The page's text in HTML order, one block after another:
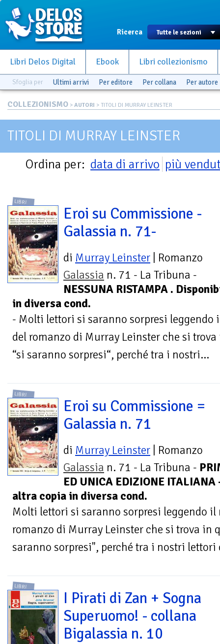
Ricerca
Libri Delos Digital Ebook Libri collezionismo
Sfoglia per Ultimi arrivi Per editore Per collana Per autore
COLLEZIONISMO > AUTORI > TITOLI DI MURRAY LEINSTER
TITOLI DI MURRAY LEINSTER
Ordina per: data di arrivo più
LIBRI
Eroi su Commissione -
Galassia n. 71-
di Murray Leinster | Romanzo
Galassia n. 71 - La Tribuna -
NESSUNA RISTAMPA .
in diversa cond.
- Molti lettori si saranno sorpresi leggendo
del romanzo di Murray Leinster che si
“si saranno sorpresi“, perché tra i nostri...
LIBRI
Eroi su Commissione =
Galassia n. 71
di Murray Leinster | Romanzo
Galassia n. 71 - La Tribuna -
ED UNICA EDIZIONE
altra copia in diversa cond.
Molti lettori si saranno sorpresi leggendo il
romanzo di Murray Leinster che si trova in
saranno sorpresi", perché tra i nostri lettori
LIBRI
I Pirati di Zan + Sogna
Superuomo! - collana
Bigalassia n. 10